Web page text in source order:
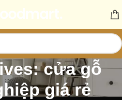
cửa gỗ
giá rẻ